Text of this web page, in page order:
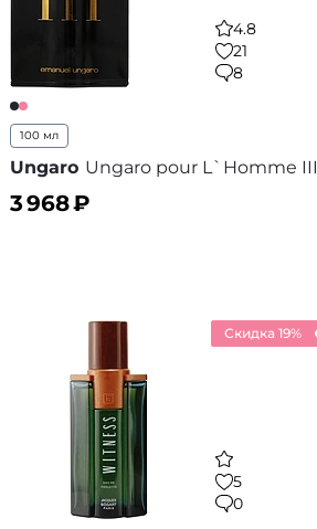
4.8
21
8
100 мл
Ungaro Ungaro pour L`Homme III
3 968₽
Скидка 19%
5
0